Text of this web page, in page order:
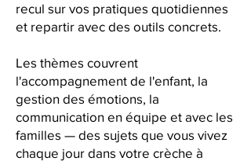
recul sur vos pratiques quotidiennes
et repartir avec des outils concrets.
Les thèmes couvrent
l'accompagnement de l'enfant, la
gestion des émotions, la
communication en équipe et avec les
familles — des sujets que vous vivez
chaque jour dans votre crèche à